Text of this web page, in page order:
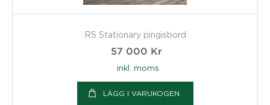
RS Stationary pingisbord
57 000 Kr
inkl. moms
LÄGG I VARUKOGEN